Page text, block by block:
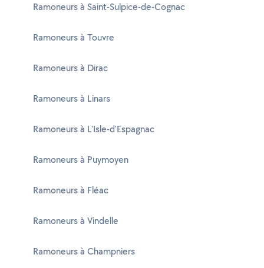
Ramoneurs à Saint-Sulpice-de-Cognac
Ramoneurs à Touvre
Ramoneurs à Dirac
Ramoneurs à Linars
Ramoneurs à L'Isle-d'Espagnac
Ramoneurs à Puymoyen
Ramoneurs à Fléac
Ramoneurs à Vindelle
Ramoneurs à Champniers